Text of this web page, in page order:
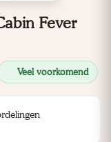
Fever
Veel voorkomend